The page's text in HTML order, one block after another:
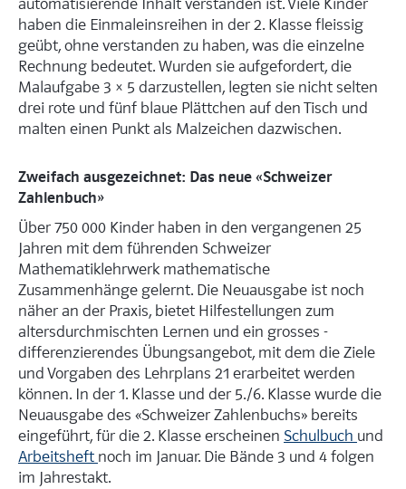
automatisierende Inhalt verstanden ist. Viele Kinder
haben die Einmaleinsreihen in der 2. Klasse fleissig
geübt, ohne verstanden zu haben, was die einzelne
Rechnung bedeutet. Wurden sie aufgefordert, die
Malaufgabe 3 × 5 darzustellen, legten sie nicht selten
drei rote und fünf blaue Plättchen auf den Tisch und
malten einen Punkt als Malzeichen dazwischen.
Zweifach ausgezeichnet: Das neue «Schweizer
Zahlenbuch»
Über 750 000 Kinder haben in den ver­gangenen 25
Jahren mit dem führenden Schweizer
Mathematiklehrwerk mathe­matische
Zusammenhänge gelernt. Die Neuausgabe ist noch
näher an der ­Praxis, bietet Hilfestellungen zum
altersdurchmischten Lernen und ein ­grosses ­
differenzierendes Übungsangebot, mit dem die Ziele
und Vorgaben des ­Lehrplans 21 erarbeitet werden
können. In der 1. Klasse und der 5./6. Klasse wurde die
Neuausgabe des «Schweizer Zahlenbuchs» bereits
eingeführt, für die 2. Klasse erscheinen Schulbuch und
Arbeitsheft noch im Januar. Die Bände 3 und 4 folgen
im Jahrestakt.